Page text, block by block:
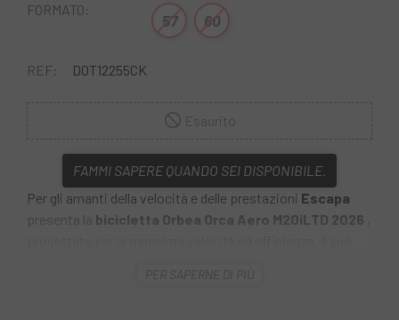
FORMATO:
57 60
REF: DOT12255CK
FAMMI SAPERE QUANDO SEI DISPONIBILE.
Per gli amanti della velocità e delle prestazioni Escapa
presenta la bicicletta Orbea Orca Aero M20iLTD 2026
potenza e la maneggevolezza precisa la rendono una vera
PER SAPERNE DI PIÙ